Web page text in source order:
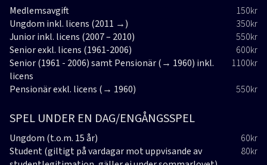
Medlemsavgift
150kr
Ungdom inkl. licens (2011 →)
350kr
Junior inkl. licens (2007 – 2010)
550kr
Senior exkl. licens (1961-2006)
600kr
Senior (1961 - 2006) samt Pensionär (→ 1960) inkl.
licens
1100kr
Pensionär exkl. licens (→ 1960)
550kr
SPEL UNDER EN DAG/ENGÅNGSSPEL
Ungdom (t.o.m. 15 år)
60kr
Student (giltigt på vardagar mot uppvisande av
80kr